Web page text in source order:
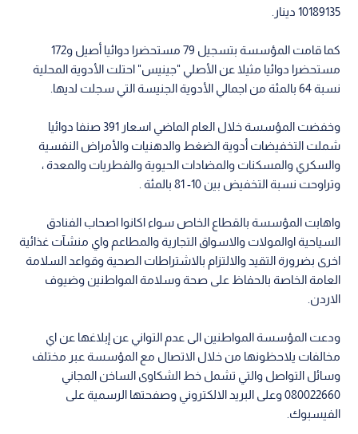
10189135 دينار.
كما قامت المؤسسة بتسجيل 79 مستحضرا دوائيا أصيل و172
مستحضرا دوائيا مثيلا عن الأصلي "جينيس" احتلت الأدوية المحلية
نسبة 64 بالمئة من اجمالي الأدوية الجنيسة التي سجلت لديها.
وخفضت المؤسسة خلال العام الماضي اسعار 391 صنفا دوائيا
شملت التخفيضات أدوية الضغط والدهنيات والأمراض النفسية
والسكري والمسكنات والمضادات الحيوية والفطريات والمعدة ،
وتراوحت نسبة التخفيض بين 10- 81 بالمئة .
واهابت المؤسسة بالقطاع الخاص سواء اكانوا اصحاب الفنادق
السياحية اوالمولات والاسواق التجارية والمطاعم واي منشآت غذائية
اخرى بضرورة التقيد والالتزام بالاشتراطات الصحية وقواعد السلامة
العامة الخاصة بالحفاظ على صحة وسلامة المواطنين وضيوف
الاردن.
ودعت المؤسسة المواطنين الى عدم التواني عن إبلاغها عن اي
مخالفات يلاحظونها من خلال الاتصال مع المؤسسة عبر مختلف
وسائل التواصل والتي تشمل خط الشكاوى الساخن المجاني
080022660 وعلى البريد الالكتروني وصفحتها الرسمية على
الفيسبوك.